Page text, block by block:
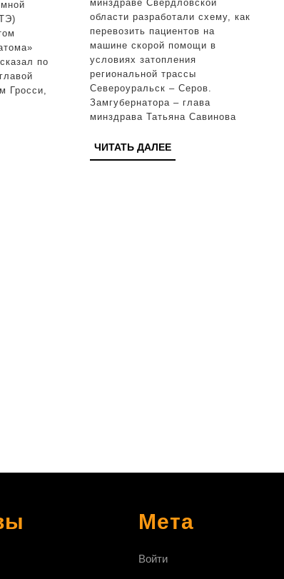
по
Гросси,
из
районов,
отрезанных
паводком
минздраве Свердловской
области разработали схему, как
перевозить пациентов на
машине скорой помощи в
условиях затопления
региональной трассы
Североуральск – Серов.
Замгубернатора – глава
минздрава Татьяна Савинова
ЧИТАТЬ ДАЛЕЕЧИТАТЬ
ДАЛЕЕ
Мета
Войти